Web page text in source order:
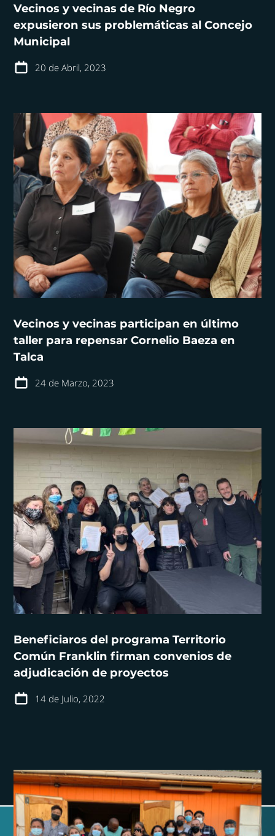
Vecinos y vecinas de Río Negro
expusieron sus problemáticas al Concejo
Municipal
20 de Abril, 2023
Vecinos y vecinas participan en último
taller para repensar Cornelio Baeza en
Talca
24 de Marzo, 2023
Beneficiaros del programa Territorio
Común Franklin firman convenios de
adjudicación de proyectos
14 de Julio, 2022